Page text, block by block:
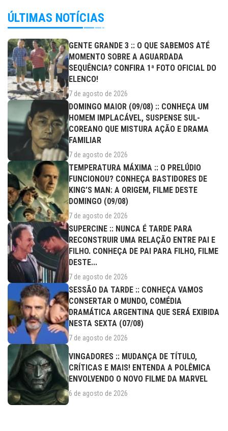
ÚLTIMAS NOTÍCIAS
GENTE GRANDE 3 :: O QUE SABEMOS ATÉ
MOMENTO SOBRE A AGUARDADA
SEQUÊNCIA? CONFIRA 1ª FOTO OFICIAL DO
ELENCO!
7 de agosto de 2026
DOMINGO MAIOR (09/08) :: CONHEÇA UM
HOMEM IMPLACÁVEL, SUSPENSE SUL-
COREANO QUE MISTURA AÇÃO E DRAMA
FAMILIAR
7 de agosto de 2026
TEMPERATURA MÁXIMA :: O PRELÚDIO
FUNCIONOU? CONHEÇA BASTIDORES DE
KING’S MAN: A ORIGEM, FILME DESTE
DOMINGO (09/08)
7 de agosto de 2026
SUPERCINE :: NUNCA É TARDE PARA
RECONSTRUIR UMA RELAÇÃO ENTRE PAI E
FILHO. CONHEÇA DE PAI PARA FILHO, FILME
DESTE...
7 de agosto de 2026
SESSÃO DA TARDE :: CONHEÇA VAMOS
CONSERTAR O MUNDO, COMÉDIA
DRAMÁTICA ARGENTINA QUE SERÁ EXIBIDA
NESTA SEXTA (07/08)
7 de agosto de 2026
VINGADORES :: MUDANÇA DE TÍTULO,
CRÍTICAS E MAIS! ENTENDA A POLÊMICA
ENVOLVENDO O NOVO FILME DA MARVEL
6 de agosto de 2026